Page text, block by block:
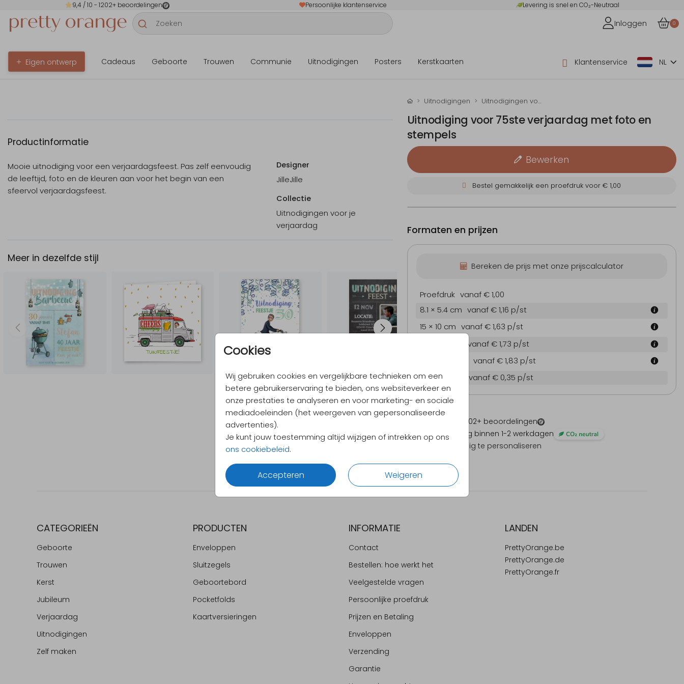
9,4/ 10 - 1202+ beoordelingen Persoonlijke klantenservice Levering is snel en CO₂-Neutraal
Inloggen 0
Eigen ontwerp Cadeaus Geboorte Trouwen Communie Uitnodigingen Posters Kerstkaarten Klantenservice NL
Cookies
Wij gebruiken cookies en vergelijkbare technieken om een
betere gebruikerservaring te bieden, ons websiteverkeer en
onze prestaties te analyseren en voor marketing- en sociale
mediadoeleinden (het weergeven van gepersonaliseerde
advertenties).
Je kunt jouw toestemming altijd wijzigen of intrekken op ons
ons cookiebeleid.
Accepteren Weigeren
Productinformatie
Mooie uitnodiging voor een verjaardagsfeest. Pas zelf eenvoudig
de leeftijd, foto en de kleuren aan voor het begin van een
sfeervol verjaardagsfeest.
Designer
JilleJille
Collectie
Uitnodigingen voor je
verjaardag
Meer in dezelfde stijl
Uitnodigingen Uitnodigingen voor je verjaardag
Uitnodiging voor 75ste verjaardag met foto en
stempels
Bewerken
Bestel gemakkelijk een proefdruk voor€ 1,00
1202+ beoordelingen
Verzending binnen 1-2 werkdagen
Alles volledig te personaliseren
Formaten en prijzen
Bereken de prijs met onze prijscalculator
Proefdruk vanaf € 1,00
8.1 × 5.4 cm vanaf € 1,16 p/st
15 × 10 cm vanaf € 1,63 p/st
vanaf € 1,73 p/st
vanaf € 1,83 p/st
Enveloppen
vanaf € 0,35 p/st
CATEGORIEËN
Geboorte
Trouwen
Kerst
Jubileum
Verjaardag
Uitnodigingen
Zelf maken
PRODUCTEN
Enveloppen
Sluitzegels
Geboortebord
Pocketfolds
Kaartversieringen
INFORMATIE
Contact
Bestellen: hoe werkt het
Veelgestelde vragen
Persoonlijke proefdruk
Prijzen en Betaling
Enveloppen
Verzending
Garantie
LANDEN
PrettyOrange.be
PrettyOrange.de
PrettyOrange.fr